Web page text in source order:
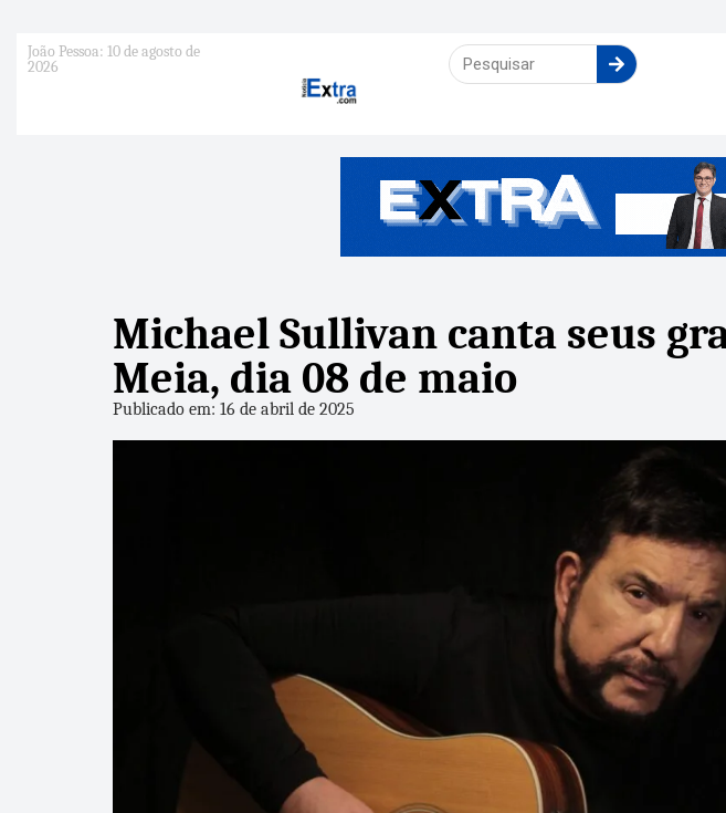
João Pessoa: 10 de agosto de
2026
Michael Sullivan canta seus
Meia, dia 08 de maio
Publicado em: 16 de abril de 2025